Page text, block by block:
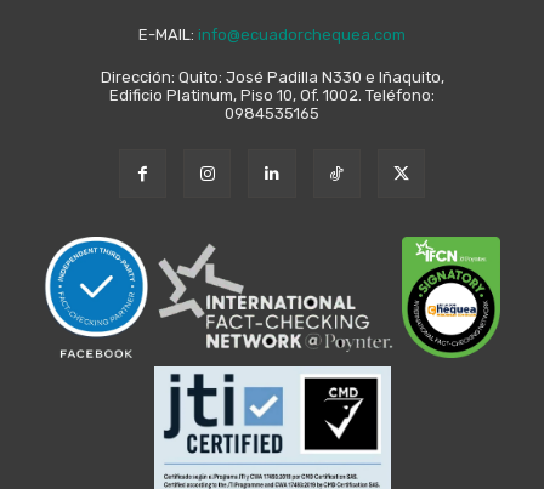
E-MAIL: info@ecuadorchequea.com
Dirección: Quito: José Padilla N330 e Iñaquito,
Edificio Platinum, Piso 10, Of. 1002. Teléfono:
0984535165